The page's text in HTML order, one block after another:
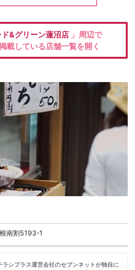
&グリーン蓮沼店 」周辺で
載している店舗一覧を開く
南割5193-1
ラシプラス運営会社のセブンネットが独自に